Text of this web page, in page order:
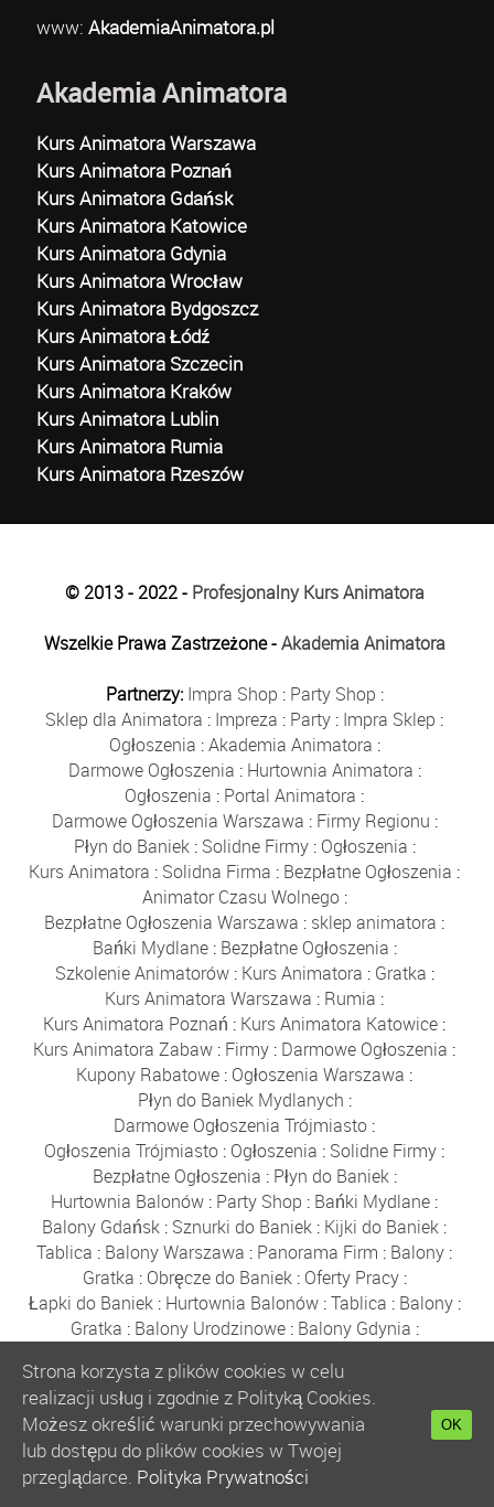
www: AkademiaAnimatora.pl
Akademia Animatora
Kurs Animatora Warszawa
Kurs Animatora Poznań
Kurs Animatora Gdańsk
Kurs Animatora Katowice
Kurs Animatora Gdynia
Kurs Animatora Wrocław
Kurs Animatora Bydgoszcz
Kurs Animatora Łódź
Kurs Animatora Szczecin
Kurs Animatora Kraków
Kurs Animatora Lublin
Kurs Animatora Rumia
Kurs Animatora Rzeszów
© 2013 - 2022 - Profesjonalny Kurs Animatora
Wszelkie Prawa Zastrzeżone -Akademia Animatora
Partnerzy: Impra Shop : Party Shop :
Sklep dla Animatora : Impreza : Party : Impra Sklep :
Ogłoszenia :Akademia Animatora :
Darmowe Ogłoszenia : Hurtownia Animatora :
Ogłoszenia : Portal Animatora :
Darmowe Ogłoszenia Warszawa : Firmy Regionu :
Płyn do Baniek: Solidne Firmy: Ogłoszenia :
Kurs Animatora : Solidna Firma : Bezpłatne Ogłoszenia :
Animator Czasu Wolnego:
Bezpłatne Ogłoszenia Warszawa : sklep animatora :
Bańki Mydlane: Bezpłatne Ogłoszenia :
Szkolenie Animatorów: Kurs Animatora : Gratka :
Kurs Animatora Warszawa : Rumia :
Kurs Animatora Poznań : Kurs Animatora Katowice :
Kurs Animatora Zabaw : Firmy : Darmowe Ogłoszenia :
Kupony Rabatowe : Ogłoszenia Warszawa :
Płyn do Baniek Mydlanych :
Darmowe Ogłoszenia Trójmiasto :
Ogłoszenia Trójmiasto : Ogłoszenia : Solidne Firmy :
Bezpłatne Ogłoszenia : Płyn do Baniek:
Hurtownia Balonów : Party Shop : Bańki Mydlane :
Balony Gdańsk : Sznurki do Baniek : Kijki do Baniek :
Tablica : Balony Warszawa : Panorama Firm : Balony :
Gratka : Obręcze do Baniek: Oferty Pracy:
Łapki do Baniek: Hurtownia Balonów:Tablica : Balony:
Gratka : Balony Urodzinowe: Balony Gdynia :
Wesele Sklep :Balony z Helem Warszawa
Tablica:Halloween: Balony Rumia:Auto Moto
Prezent:Płyn do Baniek:Baza Firm:Gratka
Ogłoszenia :Płyn do Baniek:Anonse:Balony Foliowe
Zamykanie w Bańce:Kurs Animatora Gdańsk
Strona korzysta z plików cookies w celu
realizacji usług i zgodnie z Polityką Cookies.
Możesz określić warunki przechowywania
lub dostępu do plików cookies w Twojej
przeglądarce. Polityka Prywatności
OK